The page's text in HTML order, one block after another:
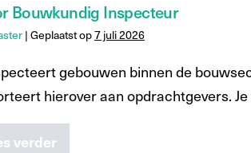
Bouwkundig Inspecteur
| Geplaatst op7 juli 2026
gebouwen binnen de
hierover aan opdrachtgevers.
verder